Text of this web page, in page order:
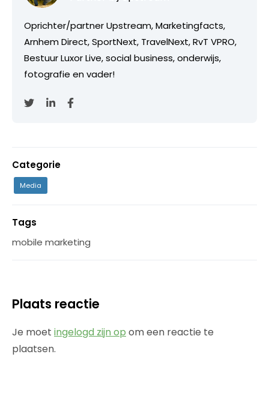
Oprichter/partner Upstream, Marketingfacts,
Arnhem Direct, SportNext, TravelNext, RvT VPRO,
Bestuur Luxor Live, social business, onderwijs,
fotografie en vader!
Categorie
Media
Tags
mobile marketing
Plaats reactie
Je moet ingelogd zijn op om een reactie te
plaatsen.